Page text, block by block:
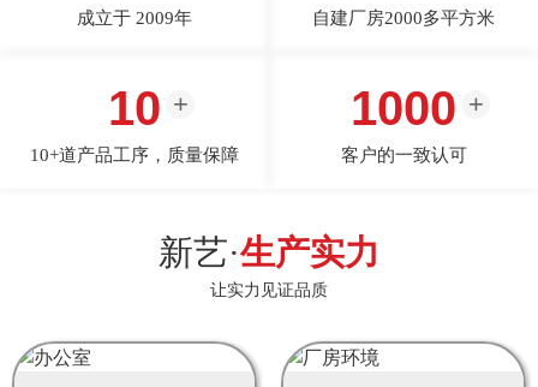
成立于 2009年 自建厂房2000多平方米
10
10+道产品工序，质量保障
1000
客户的一致认可
新艺·生产实力
让实力见证品质